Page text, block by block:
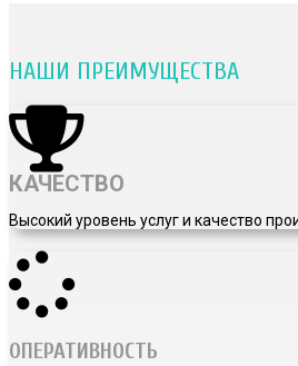
НАШИ ПРЕИМУЩЕСТВА
КАЧЕСТВО
Высокий уровень услуг и качество
ОПЕРАТИВНОСТЬ